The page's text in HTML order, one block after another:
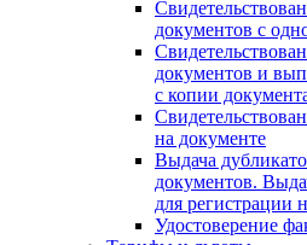
документов с
документов и
с копии
на документе
Выдача
документов.
для регистрации
Удостоверение